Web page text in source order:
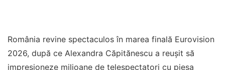
România revine spectaculos în marea finală Eurovision
2026, după ce Alexandra Căpitănescu a reușit să
impresioneze milioane de telespectatori cu piesa